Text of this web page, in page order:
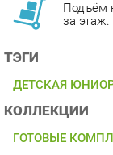
ТЭГИ
ОПИСАНИЕ